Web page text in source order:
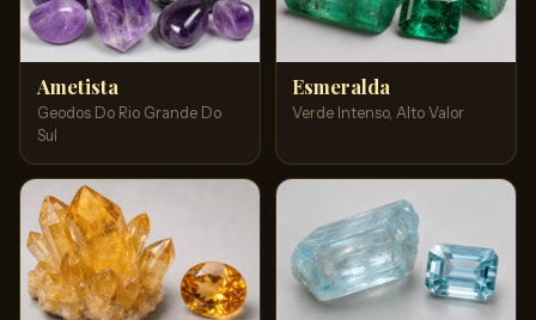
Ametista
Geodos Do Rio Grande Do
Sul
Esmeralda
Verde Intenso, Alto Valor